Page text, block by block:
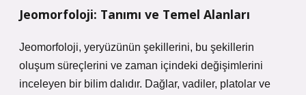
Jeomorfoloji: Tanımı ve Temel Alanları
Jeomorfoloji, yeryüzünün şekillerini, bu şekillerin
oluşum süreçlerini ve zaman içindeki değişimlerini
inceleyen bir bilim dalıdır. Dağlar, vadiler, platolar ve